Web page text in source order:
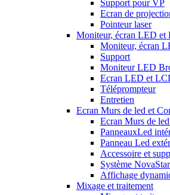
Support pour VP
Ecran de
Pointeur laser
Moniteur, écran LED et
Moniteur, écran
Support
Moniteur LED
Ecran LED et
Téléprompteur
Entretien
Ecran Murs de led et
Ecran Murs de
PanneauxLed
Panneau Led
Accessoire et
Système NovaStar
Affichage
Mixage et traitement